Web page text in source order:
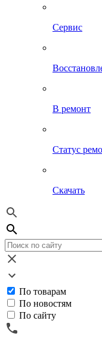
Сервис
В ремонт
Статус
Скачать
По товарам
По новостям
По сайту